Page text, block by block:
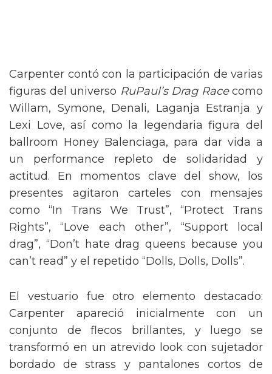
Carpenter contó con la participación de varias
figuras del universo RuPaul’s Drag Racecomo
Willam, Symone, Denali, Laganja Estranja y
Lexi Love, así como la legendaria figura del
ballroom Honey Balenciaga, para dar vida a
un performance repleto de solidaridad y
actitud. En momentos clave del show, los
presentes agitaron carteles con mensajes
como “In Trans We Trust”, “Protect Trans
Rights”, “Love each other”, “Support local
drag”, “Don’t hate drag queens because you
can’t read” y el repetido “Dolls, Dolls, Dolls”.
El vestuario fue otro elemento destacado:
Carpenter apareció inicialmente con un
conjunto de flecos brillantes, y luego se
transformó en un atrevido look con sujetador
bordado de strass y pantalones cortos de